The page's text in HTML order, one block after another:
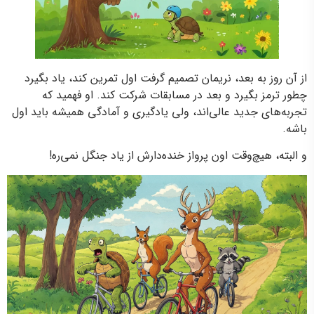
از آن روز به بعد، نریمان تصمیم گرفت اول تمرین کند، یاد بگیرد
چطور ترمز بگیرد و بعد در مسابقات شرکت کند. او فهمید که
تجربه‌های جدید عالی‌اند، ولی یادگیری و آمادگی همیشه باید اول
باشه.
و البته، هیچ‌وقت اون پرواز خنده‌دارش از یاد جنگل نمی‌ره!